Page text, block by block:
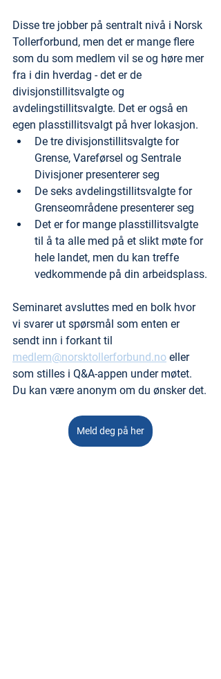
Disse tre jobber på sentralt nivå i Norsk
Tollerforbund, men det er mange flere
som du som medlem vil se og høre mer
fra i din hverdag - det er de
divisjonstillitsvalgte og
avdelingstillitsvalgte. Det er også en
egen plasstillitsvalgt på hver lokasjon.
De tre divisjonstillitsvalgte for
Grense, Vareførsel og Sentrale
Divisjoner presenterer seg
De seks avdelingstillitsvalgte for
Grenseområdene presenterer seg
Det er for mange plasstillitsvalgte
til å ta alle med på et slikt møte for
hele landet, men du kan treffe
vedkommende på din arbeidsplass.
Seminaret avsluttes med en bolk hvor
vi svarer ut spørsmål som enten er
sendt inn i forkant til
medlem@norsktollerforbund.no eller
som stilles i Q&A-appen under møtet.
Du kan være anonym om du ønsker det.
Meld deg på her